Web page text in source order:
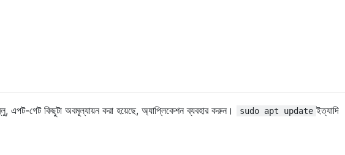
এপট-গেট কিছুটা অবমূল্যায়ন করা হয়েছে, অ্যাপ্লিকেশন ব্যবহার করুন। sudo apt update ইত্যাদি